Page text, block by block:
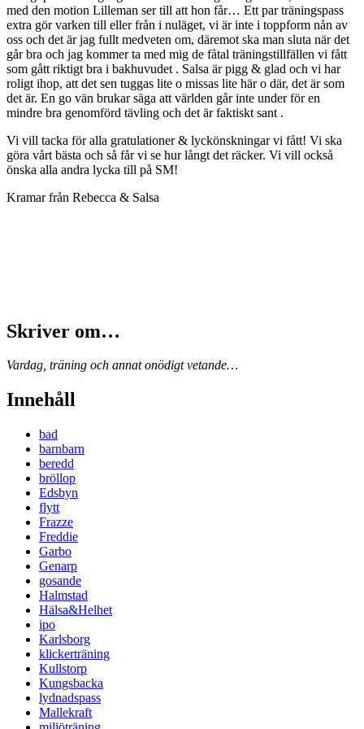
med den motion Lilleman ser till att hon får… Ett par träningspass
extra gör varken till eller från i nuläget, vi är inte i toppform nån av
oss och det är jag fullt medveten om, däremot ska man sluta när det
går bra och jag kommer ta med mig de fåtal träningstillfällen vi fått
som gått riktigt bra i bakhuvudet . Salsa är pigg & glad och vi har
roligt ihop, att det sen tuggas lite o missas lite här o där, det är som
det är. En go vän brukar säga att världen går inte under för en
mindre bra genomförd tävling och det är faktiskt sant .
Vi vill tacka för alla gratulationer & lyckönskningar vi fått! Vi ska
göra vårt bästa och så får vi se hur långt det räcker. Vi vill också
önska alla andra lycka till på SM!
Kramar från Rebecca & Salsa
Skriver om…
Vardag, träning och annat onödigt vetande…
Innehåll
bad
barnbarn
beredd
bröllop
Edsbyn
flytt
Frazze
Freddie
Garbo
Genarp
gosande
Halmstad
Hälsa&Helhet
ipo
Karlsborg
klickerträning
Kullstorp
Kungsbacka
lydnadspass
Mallekraft